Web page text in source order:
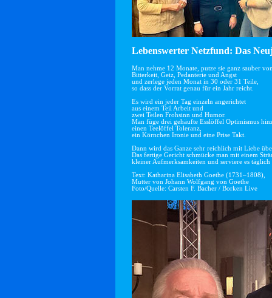
Lebenswerter Netzfund: Das
Man nehme 12 Monate, putze sie ganz sauber
Bitterkeit, Geiz, Pedanterie und Angst
und zerlege jeden Monat in 30 oder 31 Teile,
so dass der Vorrat genau für ein Jahr reicht.
Es wird ein jeder Tag einzeln angerichtet
aus einem Teil Arbeit und
zwei Teilen Frohsinn und Humor.
Man füge drei gehäufte Esslöffel Optimismus
einen Teelöffel Toleranz,
ein Körnchen Ironie und eine Prise Takt.
Dann wird das Ganze sehr reichlich mit Liebe
Das fertige Gericht schmücke man mit einem
kleiner Aufmerksamkeiten und serviere es
Text: Katharina Elisabeth Goethe (1731–1808),
Mutter von Johann Wolfgang von Goethe
Foto/Quelle: Carsten F. Bacher / Borken Live